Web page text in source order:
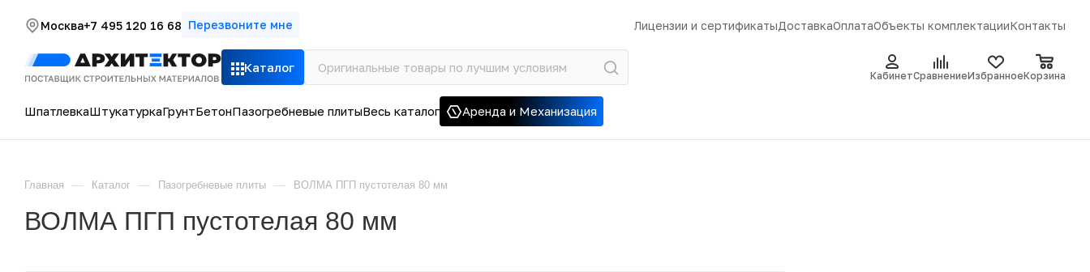
Москва+7 495 120 16 68 Перезвоните мне Лицензии и сертификатыДоставкаОплатаОбъекты комплектацииКонтакты
Каталог
КабинетСравнениеИзбранноеКорзина
ШпатлевкаШтукатуркаГрунтБетонПазогребневые плитыВесь каталог Аренда и Механизация
Главная — Каталог — Пазогребневые плиты — ВОЛМА ПГП пустотелая 80 мм
ВОЛМА ПГП пустотелая 80 мм